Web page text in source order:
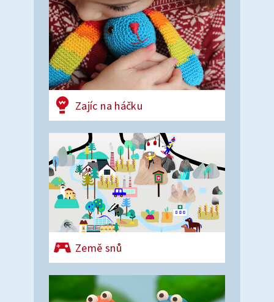
Zajíc na háčku
Země snů